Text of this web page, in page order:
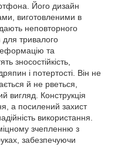
Його дизайн
виготовленими в
неповторного
тривалого
та
зносостійкість,
і потертості. Він не
й не рветься,
вигляд. Конструкція
а посилений захист
використання.
зчепленню з
забезпечуючи